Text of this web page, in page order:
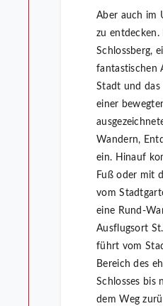
Aber auch im
zu entdecken.
Schlossberg,
fantastischen
Stadt und das
einer
Wandern,
ein. Hinauf
Fuß oder mit
vom
eine Rund-
Ausflugsort
führt vom
Bereich des
Schlosses bis
dem Weg